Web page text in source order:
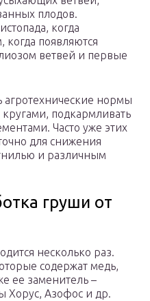
плодов.
когда
когда появляются
ветвей и первые
агротехнические нормы
подкармливать
Часто уже этих
для снижения
и различным
груши от
несколько раз.
содержат медь,
ее заменитель –
Хорус, Азофос и др.